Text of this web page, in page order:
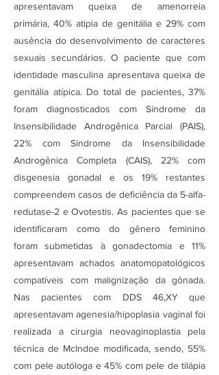
apresentavam queixa de amenorreia
primária, 40% atipia de genitália e 29% com
ausência do desenvolvimento de caracteres
sexuais secundários. O paciente que com
identidade masculina apresentava queixa de
genitália atípica. Do total de pacientes, 37%
foram diagnosticados com Síndrome da
Insensibilidade Androgênica Parcial (PAIS),
22% com Síndrome da Insensibilidade
Androgênica Completa (CAIS), 22% com
disgenesia gonadal e os 19% restantes
compreendem casos de deficiência da 5-alfa-
redutase-2 e Ovotestis. As pacientes que se
identificaram como do gênero feminino
foram submetidas à gonadectomia e 11%
apresentavam achados anatomopatológicos
compatíveis com malignização da gônada.
Nas pacientes com DDS 46,XY que
apresentavam agenesia/hipoplasia vaginal foi
realizada a cirurgia neovaginoplastia pela
técnica de McIndoe modificada, sendo, 55%
com pele autóloga e 45% com pele de tilápia